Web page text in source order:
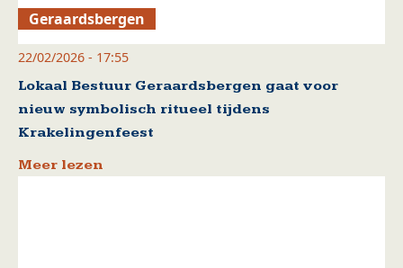
Geraardsbergen
22/02/2026 - 17:55
Lokaal Bestuur Geraardsbergen gaat voor
nieuw symbolisch ritueel tijdens
Krakelingenfeest
Meer lezen